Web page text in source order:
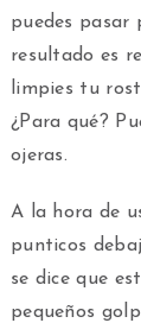
puedes pasar
resultado es
limpies tu
¿Para qué?
ojeras.
A la hora de
punticos
se dice que
pequeños